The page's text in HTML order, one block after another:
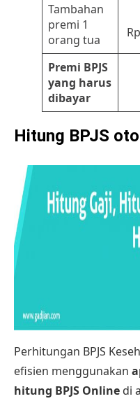
Tambahan
premi 1
orang tua
Premi BPJS
yang harus
dibayar
Hitung BPJS
Perhitungan BPJS
efisien menggunakan
hitung BPJS Online di